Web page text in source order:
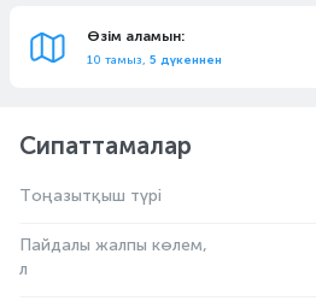
Өзім аламын:
10 тамыз, 5 дүкеннен
Сипаттамалар
Тоңазытқыш түрі
Пайдалы жалпы көлем,
л